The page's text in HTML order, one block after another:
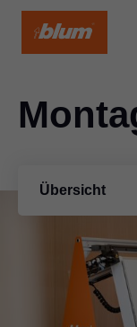
Übersicht